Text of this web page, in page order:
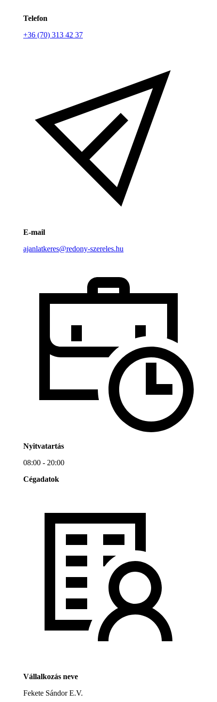
Telefon
+36 (70) 313 42 37
E-mail
ajanlatkeres@redony-szereles.hu
Nyitvatartás
08:00 - 20:00
Cégadatok
Vállalkozás neve
Fekete Sándor E.V.